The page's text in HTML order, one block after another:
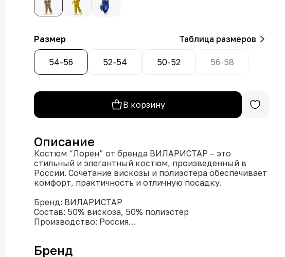
Размер Таблица размеров
54-56 52-54 50-52 56-58
В корзину
Описание
Костюм “Лорен” от бренда ВИЛАРИСТАР – это
стильный и элегантный костюм, произведенный в
России. Сочетание вискозы и полиэстера обеспечивает
комфорт, практичность и отличную посадку.
Бренд: ВИЛАРИСТАР
Состав: 50% вискоза, 50% полиэстер
Производство: Россия
Бренд